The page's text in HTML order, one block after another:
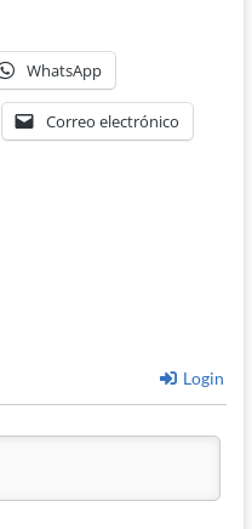
WhatsApp
Correo electrónico
Login